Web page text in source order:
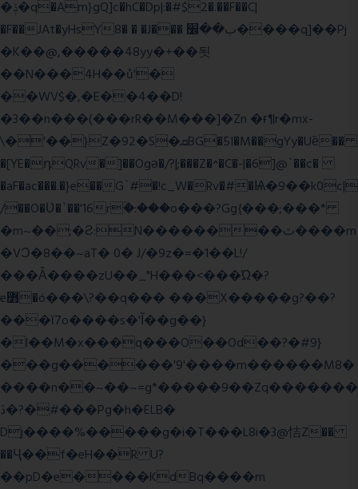
�ݙ�q�Am}gQ]c�hC�Dp|:�#$2�.��F��C|
�F��JAt�yHsY8� � �J��� ب��׼����q]��Pj
�K��@,�����48yy�+��됫
��N���4H��ů'�
��WV$�,�E��4��D!
�3��n���(���rR��M���]�Zn �ғ¶r�mx-
\�'��}Z�92�S�ܩBG�5I�M��gYy�Uȅ��
�[YE�դQRv�]��Ogə�/?|;���Z�^�C�-|�6]@`��c�
�aF�ac���.�}e��G`#�!c_W�Rv�#�Ѩ�9��k0c|
/��O�Ʋ�`��'16rؒ�:���o���?Gg{���;���*
�m~��;�Ƨ:N��������ٿ����m
�VϽ�8��~aT� 0� J/�9z�=�1��L!/
���Ǡ����zU��_"H���<���Ώ�?
e߻�ó���\?��q��� ���X�����g?��?
���ϊ7o����s�'Ĩ��g��}
�l��M�x���q���O��Od��?�#9}
���g������'9'����m������M8�
����n��~��~=g*�����9��Zq�������
ڏ�?�#���Pg�h�ELB�
Dj����%�����g�i�T���L8i�3@恄Z��
��Ҷ��f�eH��R U?
��pD�e����KdBq����m